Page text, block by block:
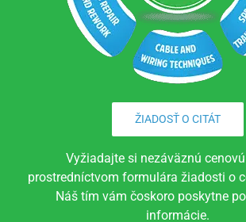
ŽIADOSŤ O CITÁT
Vyžiadajte si nezáväznú
prostredníctvom formulára žiadosti o
Náš tím vám čoskoro poskytne
informácie.